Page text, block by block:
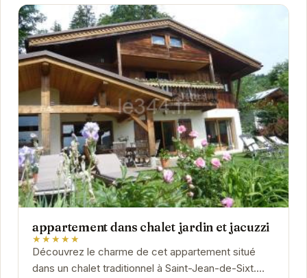
appartement dans chalet jardin et jacuzzi
★★★★★
Découvrez le charme de cet appartement situé
dans un chalet traditionnel à Saint-Jean-de-Sixt.